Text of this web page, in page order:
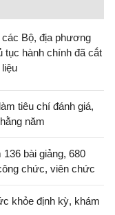
Bộ, địa phương
tục hành chính đã cắt
tiêu chí đánh giá,
năm
bài giảng, 680
chức, viên chức
khỏe định kỳ, khám